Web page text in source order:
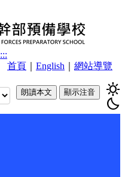
首頁 English 網站導覽
:::
sunny
bedtime
朗讀本文 顯示注音